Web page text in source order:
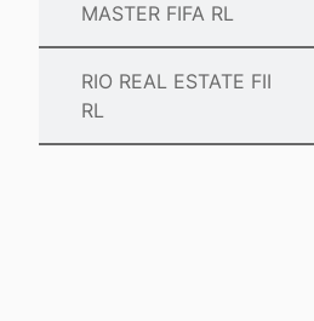
MASTER FIFA RL
RIO REAL ESTATE FII
RL